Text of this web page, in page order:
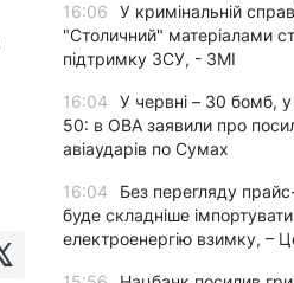
16:06
У кримінальній
"Столичний" матеріалами
підтримку ЗСУ, - ЗМІ
16:04
У червні – 30 бомб, у
50: в ОВА заявили про
авіаударів по Сумах
16:04
Без перегляду прайс-
буде складніше імпортувати
електроенергію взимку, –